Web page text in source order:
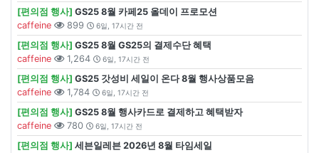
[편의점 행사] GS25 8월 카페25 올데이 프로모션
caffeine
899 6일, 17시간 전
[편의점 행사] GS25 8월 GS25의 결제수단 혜택
caffeine
1,264 6일, 17시간 전
[편의점 행사] GS25 갓성비 세일이 온다 8월 행사상품모음
caffeine
1,784 6일, 17시간 전
[편의점 행사] GS25 8월 행사카드로 결제하고 혜택받자
caffeine
780 6일, 17시간 전
[편의점 행사] 세븐일레븐 2026년 8월 타임세일